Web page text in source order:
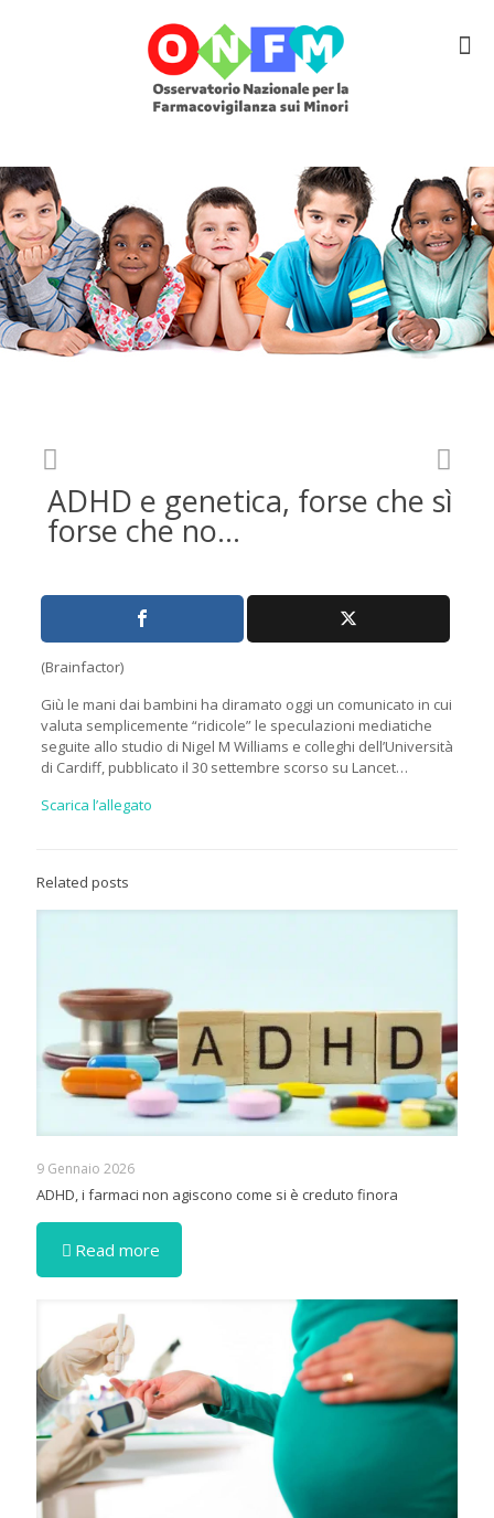
ADHD e genetica, forse che sì
forse che no…
(Brainfactor)
Giù le mani dai bambini ha diramato oggi un comunicato in cui
valuta semplicemente “ridicole” le speculazioni mediatiche
seguite allo studio di Nigel M Williams e colleghi dell’Università
di Cardiff, pubblicato il 30 settembre scorso su Lancet…
Scarica l’allegato
Related posts
9 Gennaio 2026
ADHD, i farmaci non agiscono come si è creduto finora
Read more